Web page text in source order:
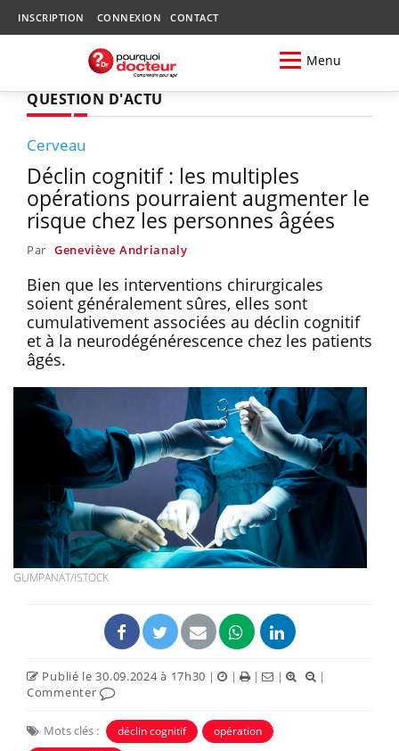
INSCRIPTION CONNEXION CONTACT
Menu
QUESTION D'ACTU
Cerveau
Déclin cognitif : les multiples
opérations pourraient augmenter le
risque chez les personnes âgées
Par Geneviève Andrianaly
Bien que les interventions chirurgicales
soient généralement sûres, elles sont
cumulativement associées au déclin cognitif
et à la neurodégénérescence chez les patients
âgés.
GUMPANAT/ISTOCK
Publié le 30.09.2024 à 17h30 | | | |
|
Commenter
Mots clés : déclin cognitif
opération